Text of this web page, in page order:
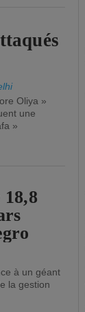
Oliya »
une
»
18,8
à un géant
la gestion